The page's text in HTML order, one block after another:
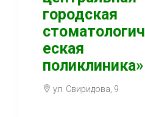
городская
стоматологич
еская
поликлиника»
ул. Свиридова, 9